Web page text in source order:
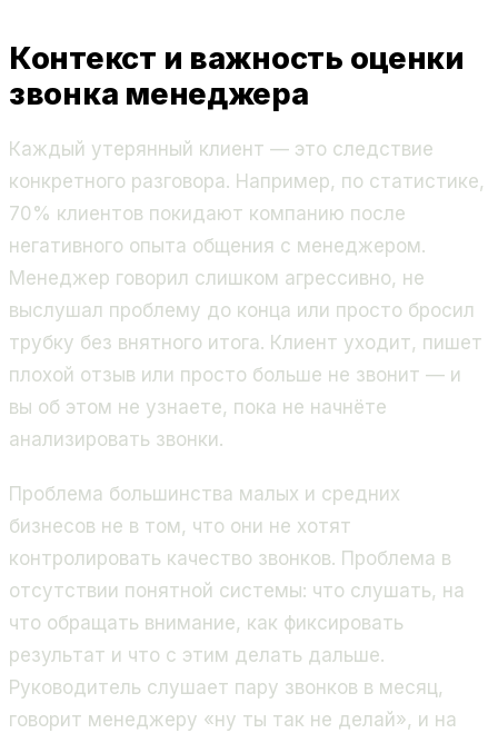
Контекст и важность оценки
звонка менеджера
Каждый утерянный клиент — это следствие
конкретного разговора. Например, по статистике,
70% клиентов покидают компанию после
негативного опыта общения с менеджером.
Менеджер говорил слишком агрессивно, не
выслушал проблему до конца или просто бросил
трубку без внятного итога. Клиент уходит, пишет
плохой отзыв или просто больше не звонит — и
вы об этом не узнаете, пока не начнёте
анализировать звонки.
Проблема большинства малых и средних
бизнесов не в том, что они не хотят
контролировать качество звонков. Проблема в
отсутствии понятной системы: что слушать, на
что обращать внимание, как фиксировать
результат и что с этим делать дальше.
Руководитель слушает пару звонков в месяц,
говорит менеджеру «ну ты так не делай», и на